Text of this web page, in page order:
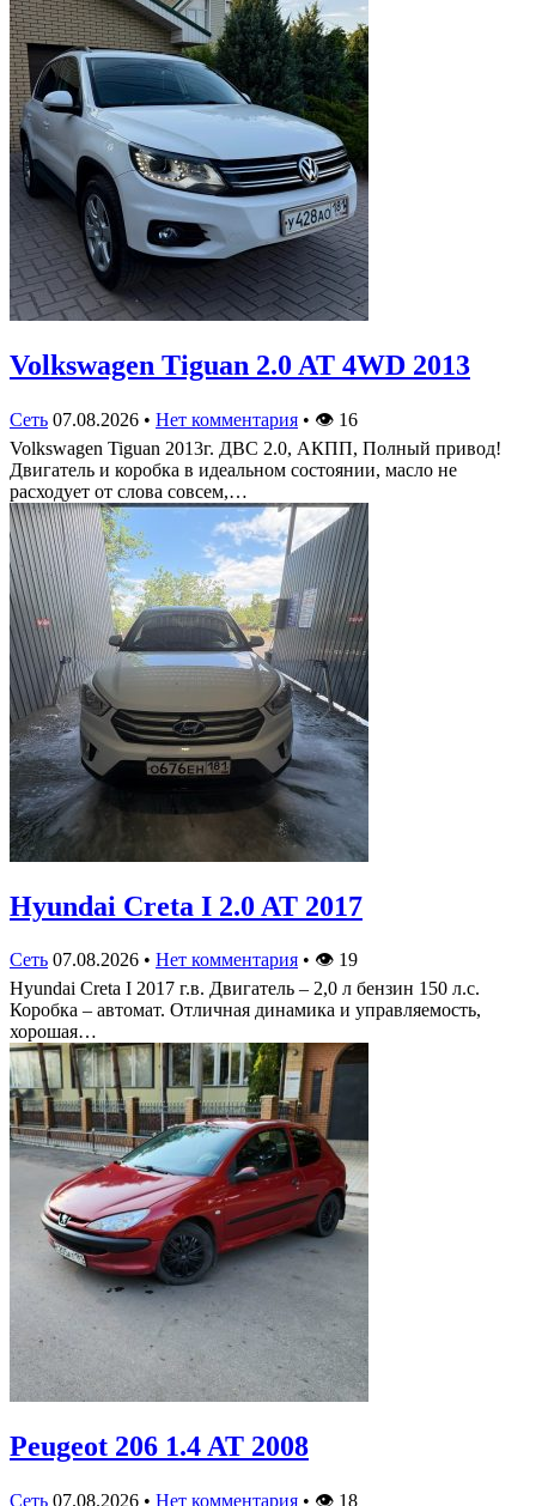
Volkswagen Tiguan 2.0 AT 4WD 2013
Сеть 07.08.2026 • Нет комментария • 👁 16
Volkswagen Tiguan 2013г. ДВС 2.0, АКПП, Полный привод!
Двигатель и коробка в идеальном состоянии, масло не
расходует от слова совсем,…
Hyundai Creta I 2.0 AT 2017
Сеть 07.08.2026 • Нет комментария • 👁 19
Hyundai Creta I 2017 г.в. Двигатель – 2,0 л бензин 150 л.с.
Коробка – автомат. Отличная динамика и управляемость,
хорошая…
Peugeot 206 1.4 AT 2008
Сеть 07.08.2026 • Нет комментария • 👁 18